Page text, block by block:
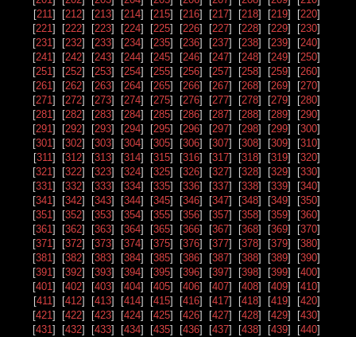
[211] [212] [213] [214] [215] [216] [217] [218] [219] [220]
[221] [222] [223] [224] [225] [226] [227] [228] [229] [230]
[231] [232] [233] [234] [235] [236] [237] [238] [239] [240]
[241] [242] [243] [244] [245] [246] [247] [248] [249] [250]
[251] [252] [253] [254] [255] [256] [257] [258] [259] [260]
[261] [262] [263] [264] [265] [266] [267] [268] [269] [270]
[271] [272] [273] [274] [275] [276] [277] [278] [279] [280]
[281] [282] [283] [284] [285] [286] [287] [288] [289] [290]
[291] [292] [293] [294] [295] [296] [297] [298] [299] [300]
[301] [302] [303] [304] [305] [306] [307] [308] [309] [310]
[311] [312] [313] [314] [315] [316] [317] [318] [319] [320]
[321] [322] [323] [324] [325] [326] [327] [328] [329] [330]
[331] [332] [333] [334] [335] [336] [337] [338] [339] [340]
[341] [342] [343] [344] [345] [346] [347] [348] [349] [350]
[351] [352] [353] [354] [355] [356] [357] [358] [359] [360]
[361] [362] [363] [364] [365] [366] [367] [368] [369] [370]
[371] [372] [373] [374] [375] [376] [377] [378] [379] [380]
[381] [382] [383] [384] [385] [386] [387] [388] [389] [390]
[391] [392] [393] [394] [395] [396] [397] [398] [399] [400]
[401] [402] [403] [404] [405] [406] [407] [408] [409] [410]
[411] [412] [413] [414] [415] [416] [417] [418] [419] [420]
[421] [422] [423] [424] [425] [426] [427] [428] [429] [430]
[431] [432] [433] [434] [435] [436] [437] [438] [439] [440]